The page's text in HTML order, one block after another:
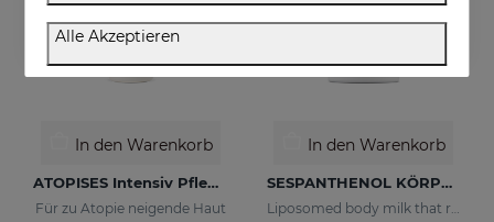
In den Warenkorb
ATOPISES Intensiv Pflegende Feuchtigkeitscreme
Für zu Atopie neigende Haut
In den Warenkorb
SESPANTHENOL KÖRPERMILCH 400 ML
Liposomed body milk that relieves itching and redness of skin irritations
Alle Akzeptieren